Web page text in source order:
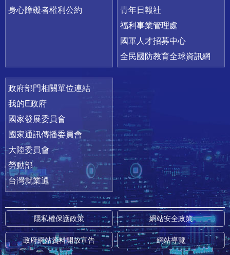
身心障礙者權利公約
青年日報社
福利事業管理處
國軍人才招募中心
全民國防教育全球資訊網
政府部門相關單位連結
我的E政府
國家發展委員會
國家通訊傳播委員會
大陸委員會
勞動部
台灣就業通
隱私權保護政策 網站安全政策
政府網站資料開放宣告 網站導覽